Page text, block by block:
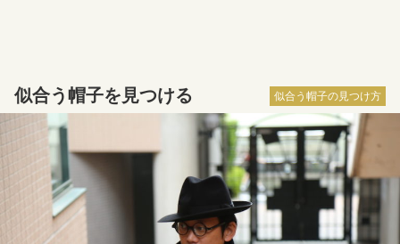
似合う帽子の見つけ方
似合う帽子を見つける